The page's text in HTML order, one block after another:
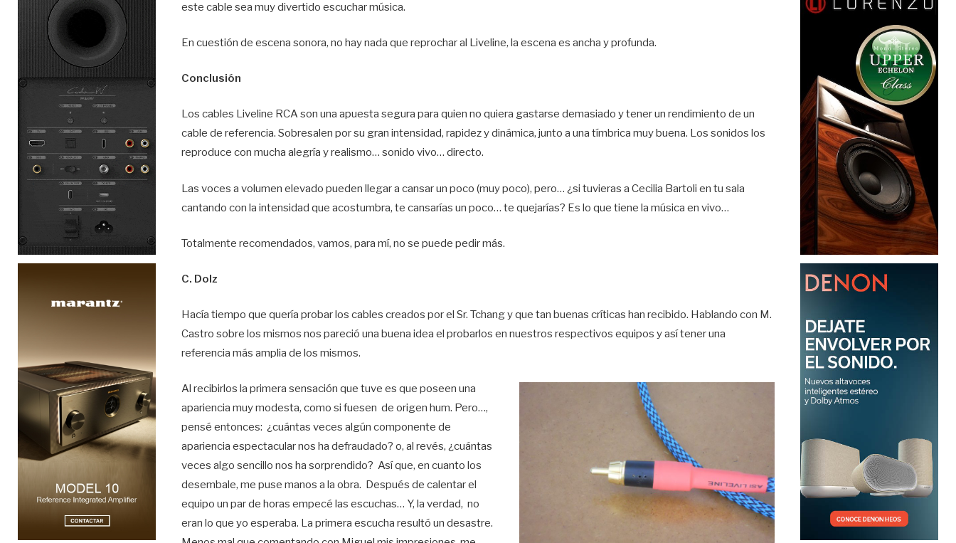
este cable sea muy divertido escuchar música.
En cuestión de escena sonora, no hay nada que reprochar al Liveline, la escena es ancha y profunda.
Conclusión
Los cables Liveline RCA son una apuesta segura para quien no quiera gastarse demasiado y tener un rendimiento de un
cable de referencia. Sobresalen por su gran intensidad, rapidez y dinámica, junto a una tímbrica muy buena. Los sonidos los
reproduce con mucha alegría y realismo… sonido vivo… directo.
Las voces a volumen elevado pueden llegar a cansar un poco (muy poco), pero… ¿si tuvieras a Cecilia Bartoli en tu sala
cantando con la intensidad que acostumbra, te cansarías un poco… te quejarías? Es lo que tiene la música en vivo…
Totalmente recomendados, vamos, para mí, no se puede pedir más.
C. Dolz
Hacía tiempo que quería probar los cables creados por el Sr. Tchang y que tan buenas críticas han recibido. Hablando con M.
Castro sobre los mismos nos pareció una buena idea el probarlos en nuestros respectivos equipos y así tener una
referencia más amplia de los mismos.
Al recibirlos la primera sensación que tuve es que poseen una
apariencia muy modesta, como si fuesen de origen hum. Pero…,
pensé entonces: ¿cuántas veces algún componente de
apariencia espectacular nos ha defraudado? o, al revés, ¿cuántas
veces algo sencillo nos ha sorprendido? Así que, en cuanto los
desembale, me puse manos a la obra. Después de calentar el
equipo un par de horas empecé las escuchas… Y, la verdad, no
eran lo que yo esperaba. La primera escucha resultó un desastre.